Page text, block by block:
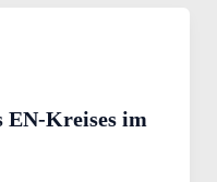
EN-Kreises im